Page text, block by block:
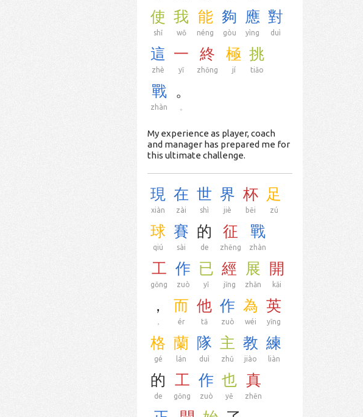
使
shǐ
我
wǒ
能
néng
夠
gòu
應
yìng
對
duì
這
zhè
一
yī
終
zhōng
極
jí
挑
tiǎo
戰
zhàn
。
My experience as player, coach
and manager has prepared me for
this ultimate challenge.
現
xiàn
在
zài
世
shì
界
jiè
杯
bēi
足
zú
球
qiú
賽
sài
的
de
征
zhēng
戰
zhàn
工
gōng
作
zuò
已
yǐ
經
jīng
展
zhǎn
開
kāi
，
，
而
ér
他
tā
作
zuò
為
wéi
英
yīng
格
gé
蘭
lán
隊
duì
主
zhǔ
教
jiào
練
liàn
的
de
工
gōng
作
zuò
也
yě
真
zhēn